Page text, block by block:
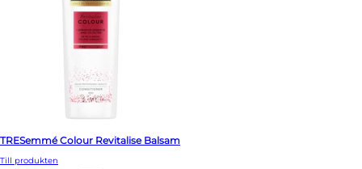
TRESemmé Colour Revitalise Balsam
Till produkten